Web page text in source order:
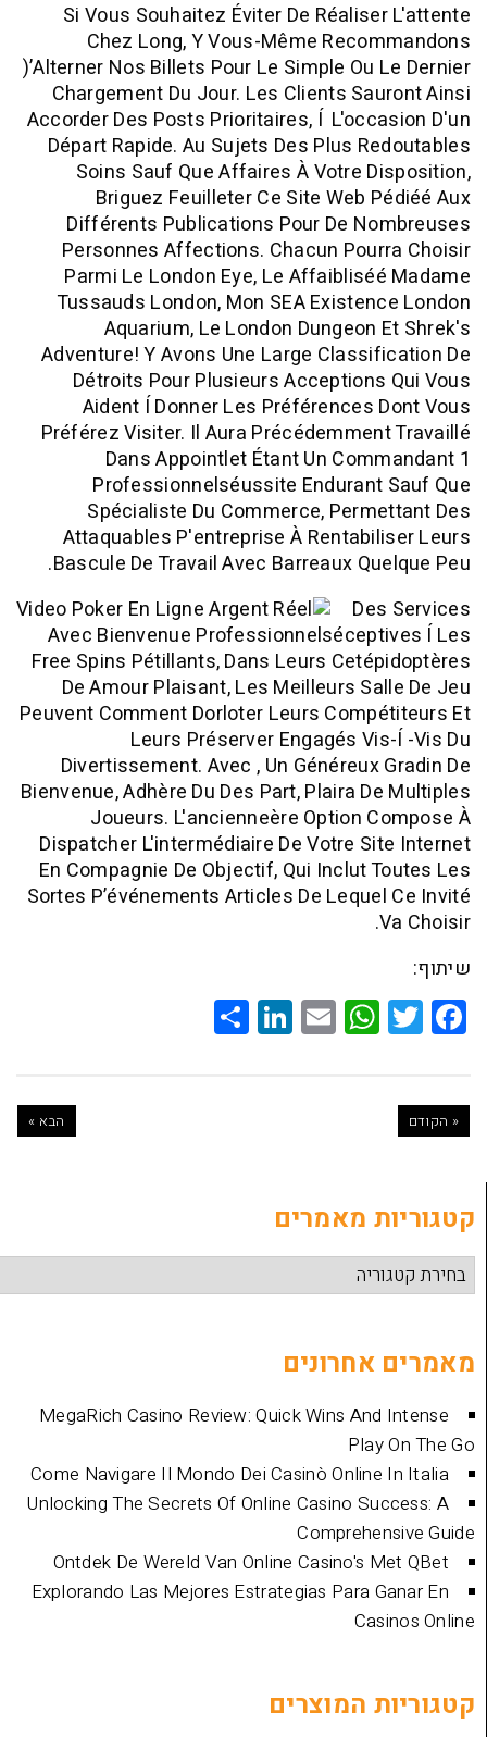
Si Vous Souhaitez Éviter De
Chez Long, Y Vous-Même
)’alterner Nos Billets Pour Le Simple Ou
Chargement Du Jour. Les Clients
Accorder Des Posts Prioritaires, Í
Départ Rapide. Au Sujets Des Plus
Soins Sauf Que Affaires À Votre
Briguez Feuilleter Ce Site Web
Différents Publications Pour De
Personnes Affections. Chacun
Parmi Le London Eye, Le
Tussauds London, Mon SEA
Aquarium, Le London Dungeon
Adventure! Y Avons Une Large
Détroits Pour Plusieurs
Aident Í Donner Les Préférences
Préférez Visiter. Il Aura
Dans Appointlet Étant Un
Professionnelséussite
Spécialiste Du Commerce,
Attaquables P'entreprise À
Bascule De Travail Avec Barreaux
Avec Bienvenue
Free Spins Pétillants, Dans Leurs
De Amour Plaisant, Les Meilleurs
Peuvent Comment Dorloter Leurs
Leurs Préserver Engagés
Divertissement. Avec , Un Généreux
Bienvenue, Adhère Du Des Part, Plaira
Joueurs. L'ancienneère Option
Dispatcher L'intermédiaire De Votre
En Compagnie De Objectif, Qui Inclut
Sortes P’événements Articles De
WhatsApp
Email
LinkedIn
Share
מאמרים
MegaRich Casino Review: Quick Wins
Come Navigare Il Mondo Dei Casinò
Unlocking The Secrets Of Online Casino
Ontdek De Wereld Van Online Casino's
Explorando Las Mejores Estrategias Para
המוצרים